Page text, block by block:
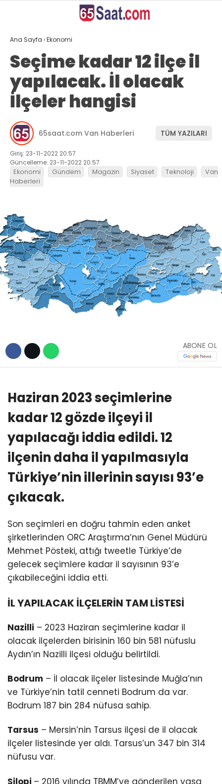
WhatsApp İhbar
Facebook
Youtube
27.4
ANASAYFA
VAN
BÖLGE
GÜNDEM
EKONOMİ
SİYASET
SPOR
TEKNOLOJİ
Ana Sayfa ›Ekonomi
Seçime kadar 12 ilçe il
yapılacak. İl olacak
İlçeler hangisi
65saat.com Van Haberleri TÜM YAZILARI
Giriş: 23-11-2022 20:57
Güncelleme: 23-11-2022 20:57
Ekonomi Gündem Magazin Siyaset Teknoloji
Van
Haberleri
ABONE OL
Haziran 2023 seçimlerine
kadar 12 gözde ilçeyi il
yapılacağı iddia edildi. 12
ilçenin daha il yapılmasıyla
Türkiye’nin illerinin sayısı 93’e
çıkacak.
Son seçimleri en doğru tahmin eden anket
şirketlerinden ORC Araştırma’nın Genel Müdürü
Mehmet Pösteki, attığı tweetle Türkiye’de
gelecek seçimlere kadar il sayısının 93’e
çıkabileceğini iddia etti.
İL YAPILACAK İLÇELERİN TAM LİSTESİ
Nazilli – 2023 Haziran seçimlerine kadar il
olacak ilçelerden birisinin 160 bin 581 nüfuslu
Aydın’ın Nazilli ilçesi olduğu belirtildi.
Bodrum – İl olacak ilçeler listesinde Muğla’nın
ve Türkiye’nin tatil cenneti Bodrum da var.
Bodrum 187 bin 284 nüfusa sahip.
Tarsus – Mersin’nin Tarsus ilçesi de il olacak
ilçeler listesinde yer aldı. Tarsus’un 347 bin 314
nüfusu var.
Silopi – 2016 yılında TBMM’ye gönderilen yasa